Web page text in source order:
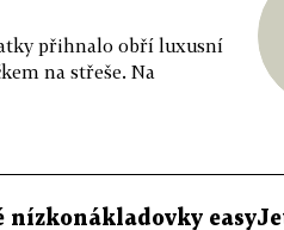
přihnalo obří luxusní
na střeše. Na
nízkonákladovky